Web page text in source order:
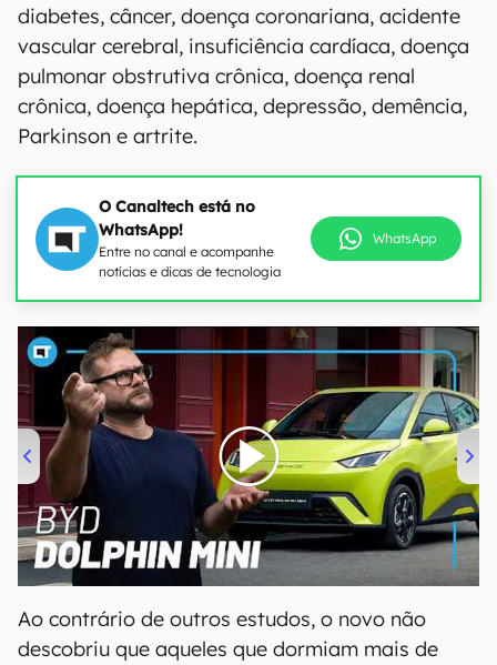
diabetes, câncer, doença coronariana, acidente
vascular cerebral, insuficiência cardíaca, doença
pulmonar obstrutiva crônica, doença renal
crônica, doença hepática, depressão, demência,
Parkinson e artrite.
O Canaltech está no
WhatsApp!
Entre no canal e acompanhe
notícias e dicas de tecnologia
WhatsApp
00:00/04:07
Ao contrário de outros estudos, o novo não
descobriu que aqueles que dormiam mais de